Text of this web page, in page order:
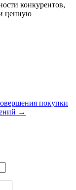
конкурентов,
ценную
покупки
→